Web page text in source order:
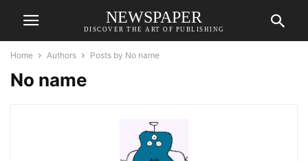
NEWSPAPER
DISCOVER THE ART OF PUBLISHING
Home Authors Posts by No name
No name